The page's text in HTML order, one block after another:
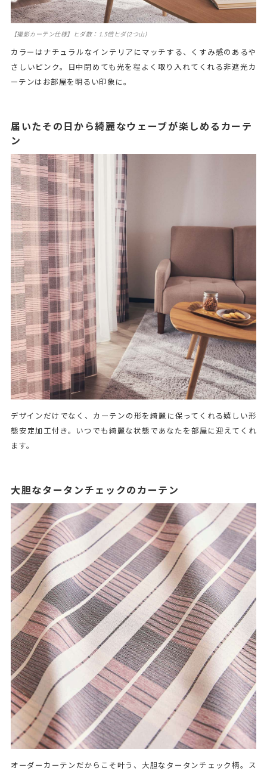
【撮影カーテン仕様】ヒダ数：1.5倍ヒダ(2つ山)
カラーはナチュラルなインテリアにマッチする、くすみ感のあるや
さしいピンク。日中閉めても光を程よく取り入れてくれる非遮光カ
ーテンはお部屋を明るい印象に。
届いたその日から綺麗なウェーブが楽しめるカーテ
ン
デザインだけでなく、カーテンの形を綺麗に保ってくれる嬉しい形
態安定加工付き。いつでも綺麗な状態であなたを部屋に迎えてくれ
ます。
大胆なタータンチェックのカーテン
オーダーカーテンだからこそ叶う、大胆なタータンチェック柄。ス